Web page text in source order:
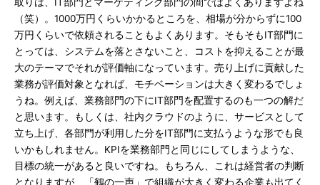
（笑）。1000万円くらいかかるところを、相場が分からずに100
万円くらいで依頼されることもよくあります。そもそもIT部門に
とっては、システムを落とさないこと、コストを抑えることが最
大のテーマでそれが評価軸になっています。売り上げに貢献した
業務が評価対象となれば、モチベーションは大きく変わるでしょ
うね。例えば、業務部門の下にIT部門を配置するのも一つの解だ
と思います。もしくは、社内クラウドのように、サービスとして
立ち上げ、各部門が利用した分をIT部門に支払うような形でも良
いかもしれません。KPIを業務部門と同じにしてしまうような、
目標の統一があると良いですね。もちろん、これは経営者の判断
となりますが、「鶴の一声」で組織が大きく変わる企業も出てく